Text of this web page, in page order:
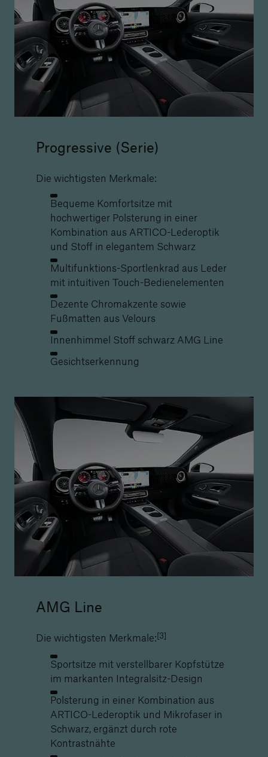
Progressive (Serie)
Die wichtigsten Merkmale:
Bequeme Komfortsitze mit
hochwertiger Polsterung in einer
Kombination aus ARTICO-Lederoptik
und Stoff in elegantem Schwarz
Multifunktions-Sportlenkrad aus Leder
mit intuitiven Touch-Bedienelementen
Dezente Chromakzente sowie
Fußmatten aus Velours
Innenhimmel Stoff schwarz AMG Line
Gesichtserkennung
AMG Line
Die wichtigsten Merkmale:[3]
Sportsitze mit verstellbarer Kopfstütze
im markanten Integralsitz-Design
Polsterung in einer Kombination aus
ARTICO-Lederoptik und Mikrofaser in
Schwarz, ergänzt durch rote
Kontrastnähte